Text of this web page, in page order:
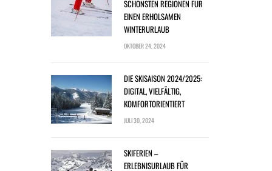
SCHÖNSTEN REGIONEN FÜR
EINEN ERHOLSAMEN
WINTERURLAUB
OKTOBER 24, 2024
DIE SKISAISON 2024/2025:
DIGITAL, VIELFÄLTIG,
KOMFORTORIENTIERT
JULI 30, 2024
SKIFERIEN –
ERLEBNISURLAUB FÜR